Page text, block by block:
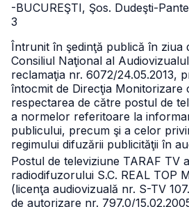
-BUCUREŞTI, Şos. Dudeşti-
3
Întrunit în şedinţă publică în ziua
Consiliul Naţional al
reclamaţia nr. 6072/24.05.2013,
întocmit de Direcţia Monitorizare
respectarea de către postul de
a normelor referitoare la
publicului, precum şi a celor
regimului difuzării publicităţii în
Postul de televiziune TARAF TV
radiodifuzorului S.C. REAL TOP
(licenţa audiovizuală nr. S-TV
de autorizare nr. 797.0/